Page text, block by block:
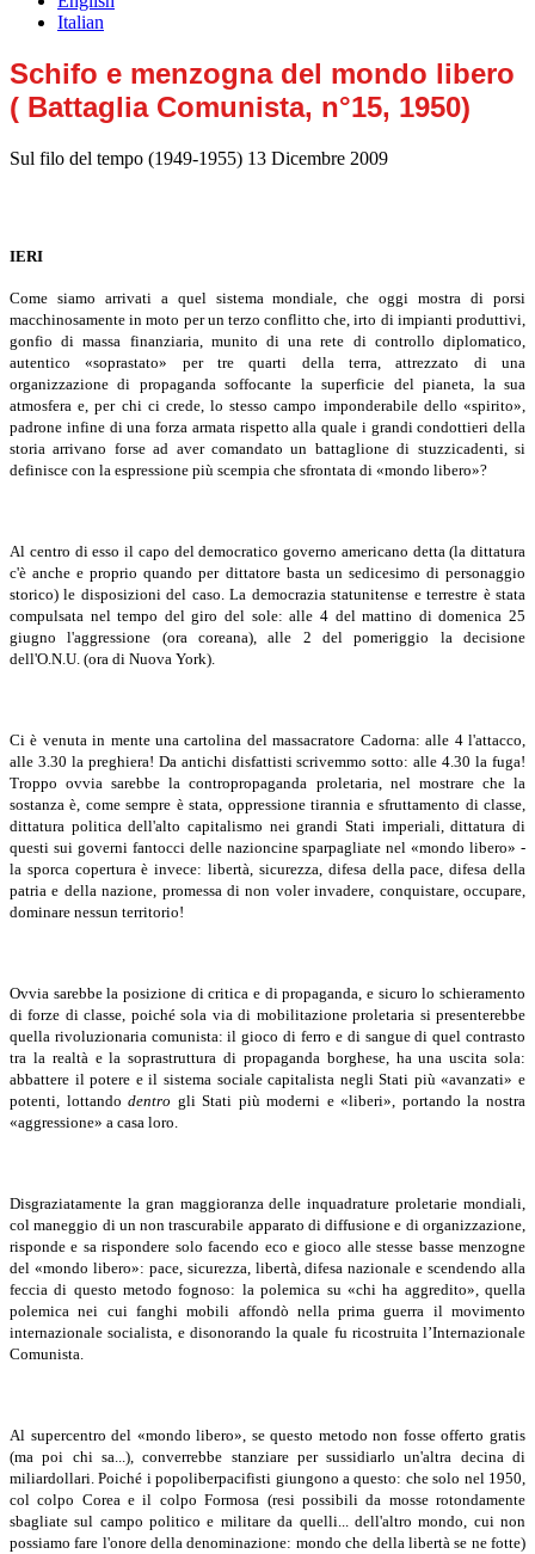
Italian
Schifo e menzogna del mondo libero
( Battaglia Comunista, n°15, 1950)
Sul filo del tempo (1949-1955) 13 Dicembre 2009
IERI
Come siamo arrivati a quel sistema mondiale, che oggi mostra di porsi
macchinosamente in moto per un terzo conflitto che, irto di impianti produttivi,
gonfio di massa finanziaria, munito di una rete di controllo diplomatico,
autentico «soprastato» per tre quarti della terra, attrezzato di una
organizzazione di propaganda soffocante la superficie del pianeta, la sua
atmosfera e, per chi ci crede, lo stesso campo imponderabile dello «spirito»,
padrone infine di una forza armata rispetto alla quale i grandi condottieri della
storia arrivano forse ad aver comandato un battaglione di stuzzicadenti, si
definisce con la espressione più scempia che sfrontata di «mondo libero»?
Al centro di esso il capo del democratico governo americano detta (la dittatura
c'è anche e proprio quando per dittatore basta un sedicesimo di personaggio
storico) le disposizioni del caso. La democrazia statunitense e terrestre è stata
compulsata nel tempo del giro del sole: alle 4 del mattino di domenica 25
giugno l'aggressione (ora coreana), alle 2 del pomeriggio la decisione
dell'O.N.U. (ora di Nuova York).
Ci è venuta in mente una cartolina del massacratore Cadorna: alle 4 l'attacco,
alle 3.30 la preghiera! Da antichi disfattisti scrivemmo sotto: alle 4.30 la fuga!
Troppo ovvia sarebbe la contropropaganda proletaria, nel mostrare che la
sostanza è, come sempre è stata, oppressione tirannia e sfruttamento di classe,
dittatura politica dell'alto capitalismo nei grandi Stati imperiali, dittatura di
questi sui governi fantocci delle nazioncine sparpagliate nel «mondo libero» -
la sporca copertura è invece: libertà, sicurezza, difesa della pace, difesa della
patria e della nazione, promessa di non voler invadere, conquistare, occupare,
dominare nessun territorio!
Ovvia sarebbe la posizione di critica e di propaganda, e sicuro lo schieramento
di forze di classe, poiché sola via di mobilitazione proletaria si presenterebbe
quella rivoluzionaria comunista: il gioco di ferro e di sangue di quel contrasto
tra la realtà e la soprastruttura di propaganda borghese, ha una uscita sola:
abbattere il potere e il sistema sociale capitalista negli Stati più «avanzati» e
potenti, lottandodentro gli Stati più moderni e «liberi», portando la nostra
«aggressione» a casa loro.
Disgraziatamente la gran maggioranza delle inquadrature proletarie mondiali,
col maneggio di un non trascurabile apparato di diffusione e di organizzazione,
risponde e sa rispondere solo facendo eco e gioco alle stesse basse menzogne
del «mondo libero»: pace, sicurezza, libertà, difesa nazionale e scendendo alla
feccia di questo metodo fognoso: la polemica su «chi ha aggredito», quella
polemica nei cui fanghi mobili affondò nella prima guerra il movimento
internazionale socialista, e disonorando la quale fu ricostruita l’Internazionale
Comunista.
Al supercentro del «mondo libero», se questo metodo non fosse offerto gratis
(ma poi chi sa...), converrebbe stanziare per sussidiarlo un'altra decina di
miliardollari.Poiché i popoliberpacifisti giungono a questo: che solo nel 1950,
col colpo Corea e il colpo Formosa (resi possibili da mosse rotondamente
sbagliate sul campo politico e militare da quelli... dell'altro mondo, cui non
possiamo fare l'onore della denominazione: mondo che della libertà se ne fotte)